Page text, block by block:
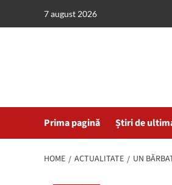
7 august 2026
Prima pagină Știri de
HOME ACTUALITATE UN